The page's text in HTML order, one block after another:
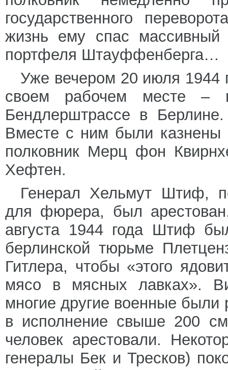
государственного
жизнь ему спас массивный
портфеля Штауффенберга…
Уже вечером 20 июля 1944
своем рабочем месте –
Бендлерштрассе в
Вместе с ним были казнены
полковник Мерц фон
Хефтен.
Генерал Хельмут Штиф,
для фюрера, был
августа 1944 года Штиф
берлинской тюрьме
Гитлера, чтобы «этого
мясо в мясных лавках».
многие другие военные
в исполнение свыше 200
человек арестовали.
генералы Бек и Тресков)